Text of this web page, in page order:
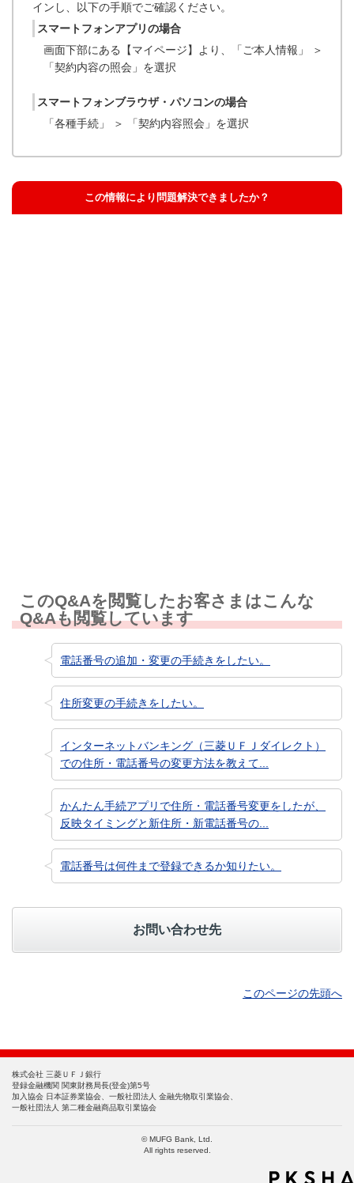
インし、以下の手順でご確認ください。
スマートフォンアプリの場合
画面下部にある【マイページ】より、「ご本人情報」 ＞
「契約内容の照会」を選択
スマートフォンブラウザ・パソコンの場合
「各種手続」 ＞ 「契約内容照会」を選択
この情報により問題解決できましたか？
このQ&Aを閲覧したお客さまはこんな
Q&Aも閲覧しています
電話番号の追加・変更の手続きをしたい。
住所変更の手続きをしたい。
インターネットバンキング（三菱ＵＦＪダイレクト）
での住所・電話番号の変更方法を教えて...
かんたん手続アプリで住所・電話番号変更をしたが、
反映タイミングと新住所・新電話番号の...
電話番号は何件まで登録できるか知りたい。
お問い合わせ先
このページの先頭へ
株式会社 三菱ＵＦＪ銀行
登録金融機関 関東財務局長(登金)第5号
加入協会 日本証券業協会、一般社団法人 金融先物取引業協会、
一般社団法人 第二種金融商品取引業協会
© MUFG Bank, Ltd.
All rights reserved.